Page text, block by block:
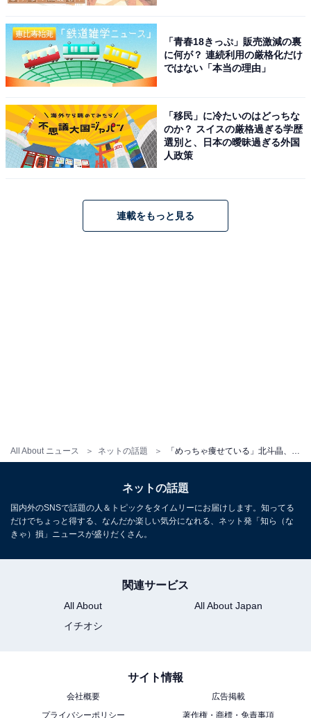
All About ニュース ネットの話題
「青春18きっぷ」販売激減の裏
に何が？ 連続利用の厳格化だけ
ではない「本当の理由」
「移民」に冷たいのはどっちな
のか？ スイスの厳格過ぎる学歴
選別と、日本の曖昧過ぎる外国
人政策
連載をもっと見る
ネットの話題
国内外のSNSで話題の人＆トピックをタイムリーにお届けします。知ってる
だけでちょっと得する、なんだか楽しい気分になれる、ネット発「知ら（な
きゃ）損」ニュースが盛りだくさん。
関連サービス
All About
All About Japan
イチオシ
サイト情報
会社概要
広告掲載
プライバシーポリシー
著作権・商標・免責事項